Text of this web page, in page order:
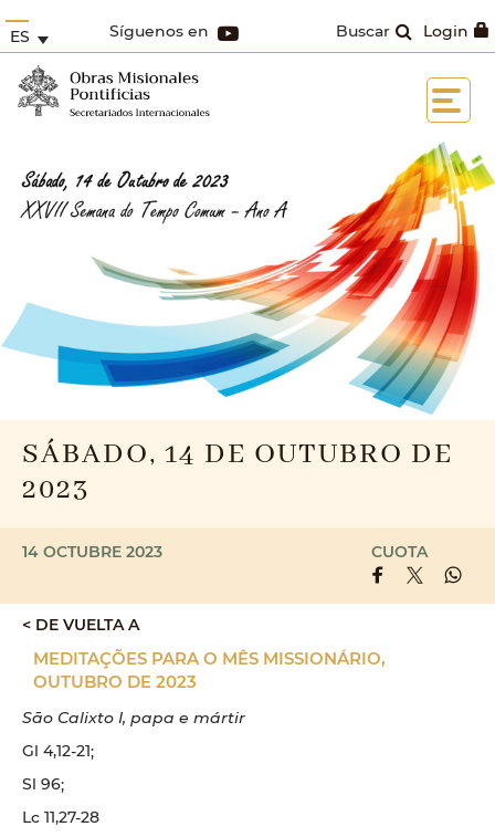
Login
Buscar
Síguenos en
ES
SÁBADO, 14 DE OUTUBRO DE
2023
14 OCTUBRE 2023 CUOTA
< DE VUELTA A
MEDITAÇÕES PARA O MÊS MISSIONÁRIO,
OUTUBRO DE 2023
São Calixto I, papa e mártir
Gl 4,12-21;
Sl 96;
Lc 11,27-28